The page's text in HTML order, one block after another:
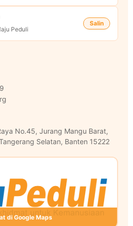
Peduli
Salin
No.45, Jurang Mangu Barat,
Selatan, Banten 15222
di Google Maps